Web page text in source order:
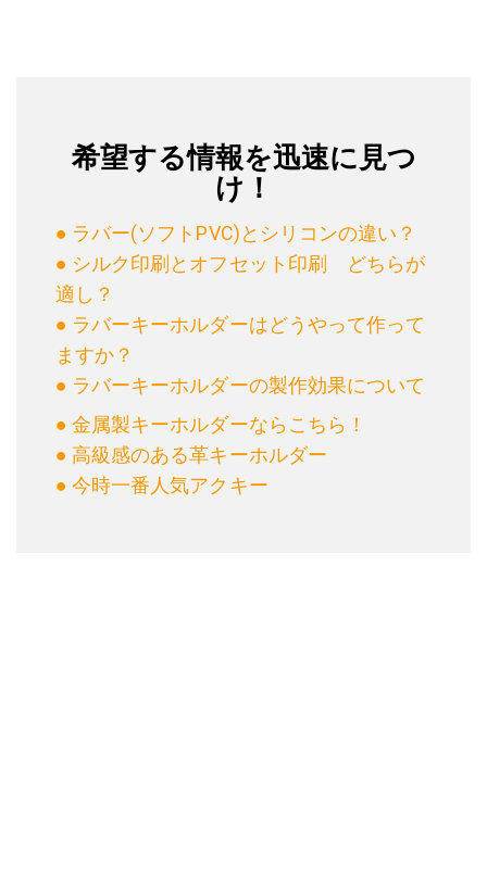
希望する情報を迅速に見つ
け！
● ラバー(ソフトPVC)とシリコンの違い？
● シルク印刷とオフセット印刷 どちらが
適し？
● ラバーキーホルダーはどうやって作って
ますか？
● ラバーキーホルダーの製作効果について
● 金属製キーホルダーならこちら！
● 高級感のある革キーホルダー
● 今時一番人気アクキー